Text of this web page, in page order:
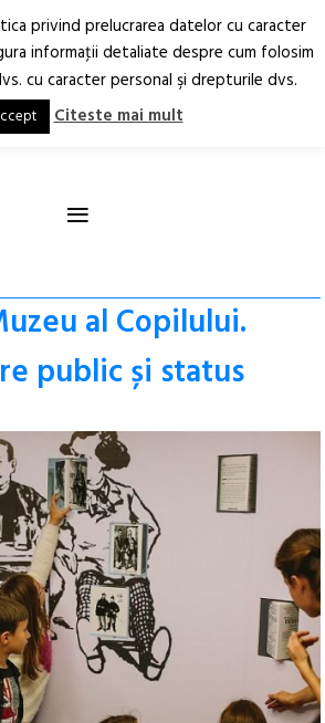
RO EN
≡
al Copilului.
public și status
privind prelucrarea datelor cu caracter
informaţii detaliate despre cum folosim
cu caracter personal şi drepturile dvs.
Citeste mai mult